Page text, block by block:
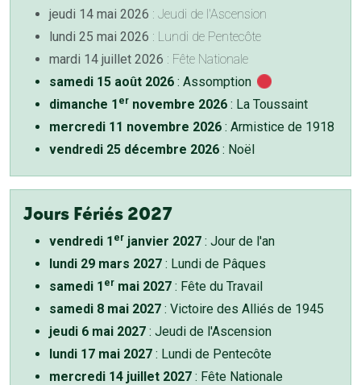
jeudi 14 mai 2026 : Jeudi de l'Ascension
lundi 25 mai 2026 : Lundi de Pentecôte
mardi 14 juillet 2026 : Fête Nationale
samedi 15 août 2026 : Assomption
dimanche 1 er novembre 2026 : La Toussaint
mercredi 11 novembre 2026 : Armistice de 1918
vendredi 25 décembre 2026 : Noël
Jours Fériés 2027
vendredi 1 er janvier 2027 : Jour de l'an
lundi 29 mars 2027 : Lundi de Pâques
samedi 1 er mai 2027 : Fête du Travail
samedi 8 mai 2027 : Victoire des Alliés de 1945
jeudi 6 mai 2027 : Jeudi de l'Ascension
lundi 17 mai 2027 : Lundi de Pentecôte
mercredi 14 juillet 2027 : Fête Nationale